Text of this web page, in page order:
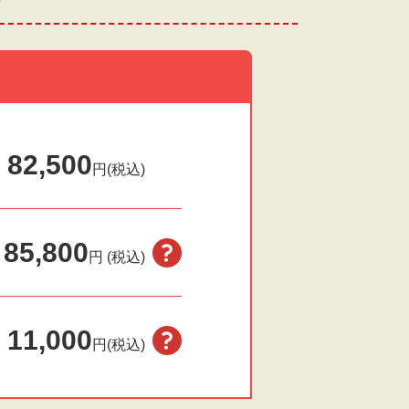
82,500円(税込)
85,800円 (税込)
11,000円(税込)